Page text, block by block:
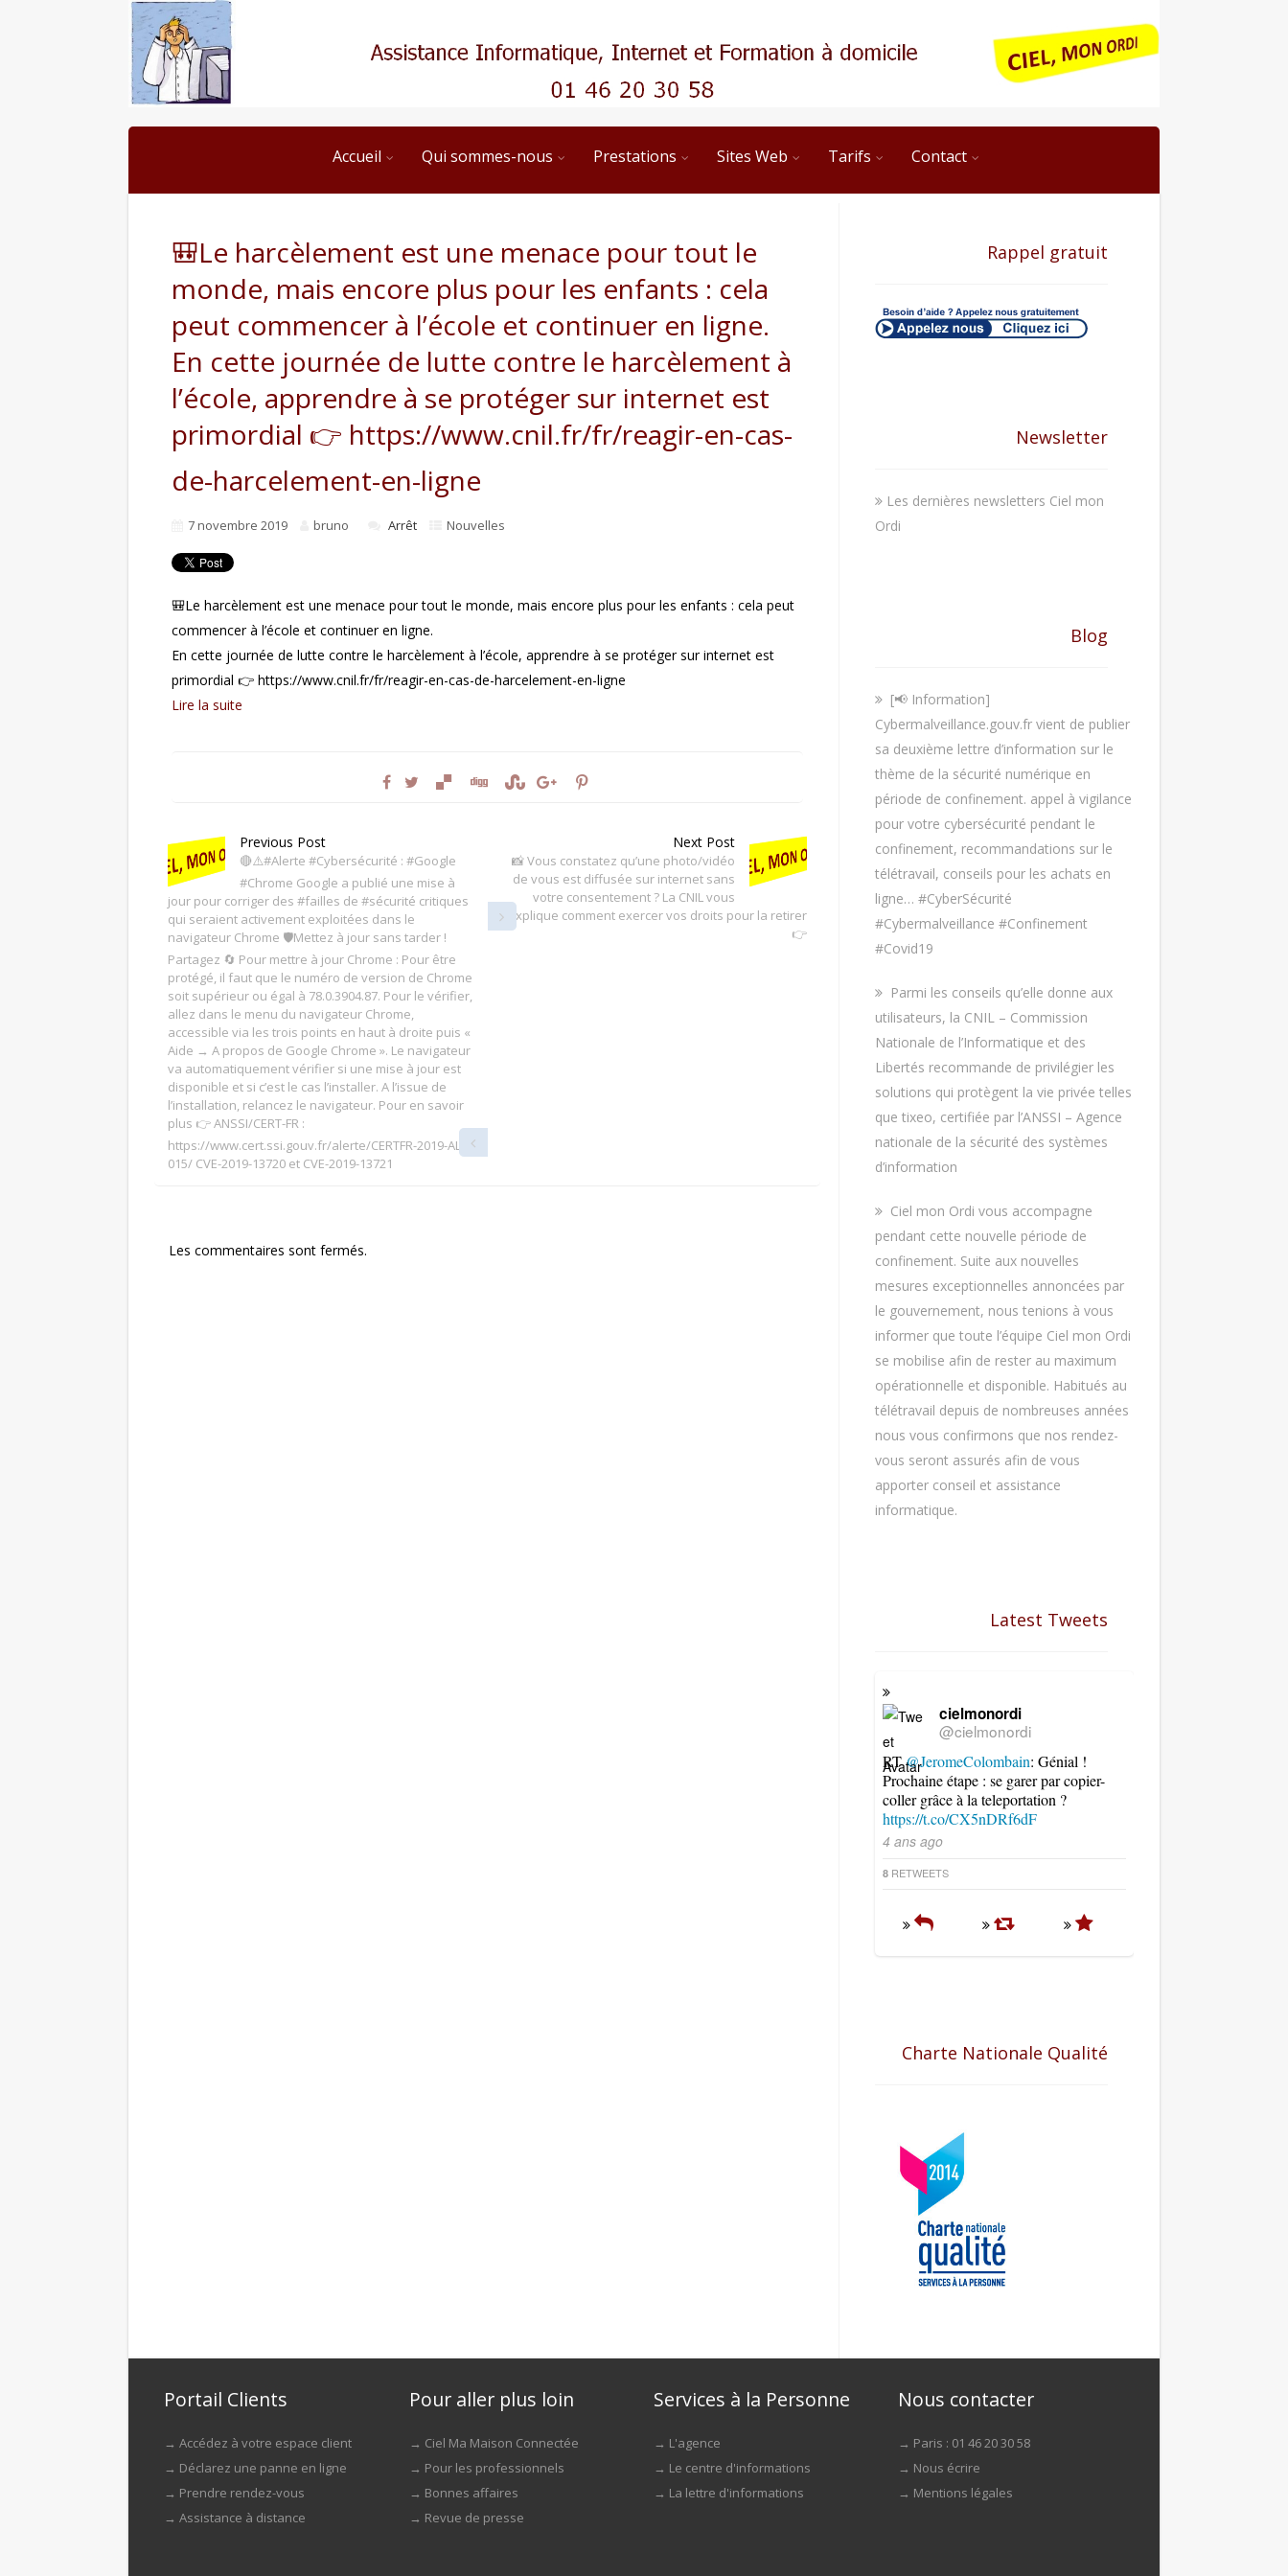
Accueil Qui sommes-nous Prestations Sites Web Tarifs Contact
🎒Le harcèlement est une menace pour tout le
monde, mais encore plus pour les enfants : cela
peut commencer à l’école et continuer en ligne.
En cette journée de lutte contre le harcèlement à
l’école, apprendre à se protéger sur internet est
primordial 👉 https://www.cnil.fr/fr/reagir-en-cas-
de-harcelement-en-ligne
7 novembre 2019 bruno Arrêt Nouvelles
🎒Le harcèlement est une menace pour tout le monde, mais encore plus pour les enfants : cela peut
commencer à l’école et continuer en ligne.
En cette journée de lutte contre le harcèlement à l’école, apprendre à se protéger sur internet est
primordial 👉 https://www.cnil.fr/fr/reagir-en-cas-de-harcelement-en-ligne
Lire la suite
Previous Post
🔴⚠️#Alerte #Cybersécurité : #Google
#Chrome Google a publié une mise à
jour pour corriger des #failles de #sécurité critiques
qui seraient activement exploitées dans le
navigateur Chrome 🛡️Mettez à jour sans tarder !
Partagez 🔄 Pour mettre à jour Chrome : Pour être
protégé, il faut que le numéro de version de Chrome
soit supérieur ou égal à 78.0.3904.87. Pour le vérifier,
allez dans le menu du navigateur Chrome,
accessible via les trois points en haut à droite puis «
Aide → A propos de Google Chrome ». Le navigateur
va automatiquement vérifier si une mise à jour est
disponible et si c’est le cas l’installer. A l’issue de
l’installation, relancez le navigateur. Pour en savoir
plus 👉 ANSSI/CERT-FR :
https://www.cert.ssi.gouv.fr/alerte/CERTFR-2019-ALE-
015/ CVE-2019-13720 et CVE-2019-13721
Next Post
📸 Vous constatez qu’une photo/vidéo
de vous est diffusée sur internet sans
votre consentement ? La CNIL vous
explique comment exercer vos droits pour la retirer
👉
Les commentaires sont fermés.
Rappel gratuit
Newsletter
Les dernières newsletters Ciel mon
Ordi
Blog
[📢 Information]
Cybermalveillance.gouv.fr vient de publier
sa deuxième lettre d’information sur le
thème de la sécurité numérique en
période de confinement. appel à vigilance
pour votre cybersécurité pendant le
confinement, recommandations sur le
télétravail, conseils pour les achats en
ligne… #CyberSécurité
#Cybermalveillance #Confinement
#Covid19
Parmi les conseils qu’elle donne aux
utilisateurs, la CNIL – Commission
Nationale de l’Informatique et des
Libertés recommande de privilégier les
solutions qui protègent la vie privée telles
que tixeo, certifiée par l’ANSSI – Agence
nationale de la sécurité des systèmes
d’information
Ciel mon Ordi vous accompagne
pendant cette nouvelle période de
confinement. Suite aux nouvelles
mesures exceptionnelles annoncées par
le gouvernement, nous tenions à vous
informer que toute l’équipe Ciel mon Ordi
se mobilise afin de rester au maximum
opérationnelle et disponible. Habitués au
télétravail depuis de nombreuses années
nous vous confirmons que nos rendez-
vous seront assurés afin de vous
apporter conseil et assistance
informatique.
Latest Tweets
cielmonordi
@cielmonordi
RT@JeromeColombain: Génial !
Prochaine étape : se garer par copier-
coller grâce à la teleportation ?
https://t.co/CX5nDRf6dF
4 ans ago
8 RETWEETS
Charte Nationale Qualité
Portail Clients
→Accédez à votre espace client
→ Déclarez une panne en ligne
→ Prendre rendez-vous
→Assistance à distance
Pour aller plus loin
→ Ciel Ma Maison Connectée
→ Pour les professionnels
→ Bonnes affaires
→ Revue de presse
Services à la Personne
→ L'agence
→ Le centre d'informations
→ La lettre d'informations
Nous contacter
→ Paris : 01 46 20 30 58
→ Nous écrire
→ Mentions légales